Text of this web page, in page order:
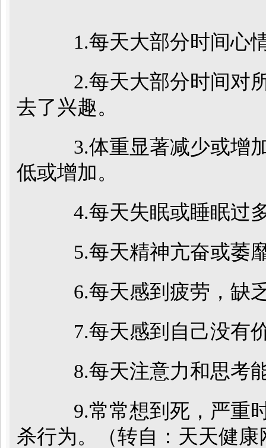
1.每天大部分时间心
2.每天大部分时间对所
去了兴趣。
3.体重显著减少或增加
低或增加。
4.每天失眠或睡眠过
5.每天精神亢奋或萎
6.每天感到疲劳，缺
7.每天感到自己没有
8.每天注意力和思考能
9.常常想到死，严重时
杀行为。（转自：天天健康